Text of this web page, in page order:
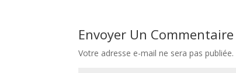
Envoyer Un Commentaire
Votre adresse e-mail ne sera pas publiée.